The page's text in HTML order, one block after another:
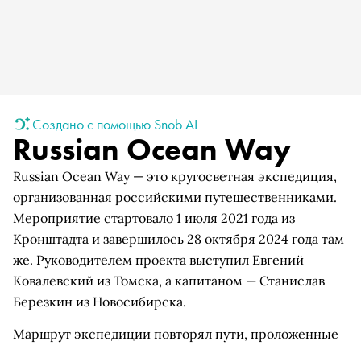
Создано с помощью Snob AI
Russian Ocean Way
Russian Ocean Way — это кругосветная экспедиция,
организованная российскими путешественниками.
Мероприятие стартовало 1 июля 2021 года из
Кронштадта и завершилось 28 октября 2024 года там
же. Руководителем проекта выступил Евгений
Ковалевский из Томска, а капитаном — Станислав
Березкин из Новосибирска.
Маршрут экспедиции повторял пути, проложенные